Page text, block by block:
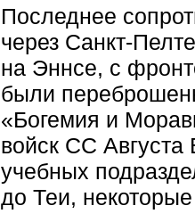
Последнее
через Санкт-
на Эннсе, с
были
«Богемия и
войск СС Августа
учебных
до Теи,